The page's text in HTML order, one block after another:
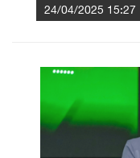
24/04/2025 15:27